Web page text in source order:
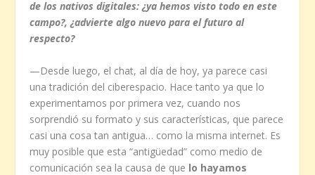
de los nativos digitales: ¿ya hemos visto todo en este
campo?, ¿advierte algo nuevo para el futuro al
respecto?
—Desde luego, el chat, al día de hoy, ya parece casi
una tradición del ciberespacio. Hace tanto ya que lo
experimentamos por primera vez, cuando nos
sorprendió su formato y sus características, que parece
casi una cosa tan antigua… como la misma internet. Es
muy posible que esta “antigüedad” como medio de
comunicación sea la causa de que lo hayamos